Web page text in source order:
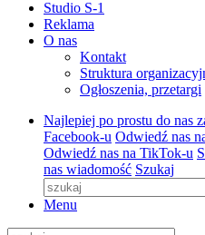
Studio S-1
Reklama
O nas
Kontakt
Struktura
Ogłoszenia, przetargi
Najlepiej po prostu do nas
Facebook-u Odwiedź nas
Odwiedź nas na TikTok-u
nas wiadomość Szukaj
Menu